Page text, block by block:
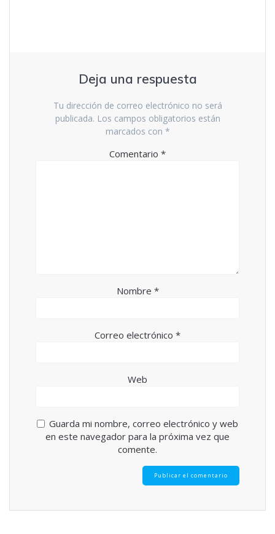
Deja una respuesta
Tu dirección de correo electrónico no será
publicada. Los campos obligatorios están
marcados con *
Comentario *
Nombre *
Correo electrónico *
Web
Guarda mi nombre, correo electrónico y web
en este navegador para la próxima vez que
comente.